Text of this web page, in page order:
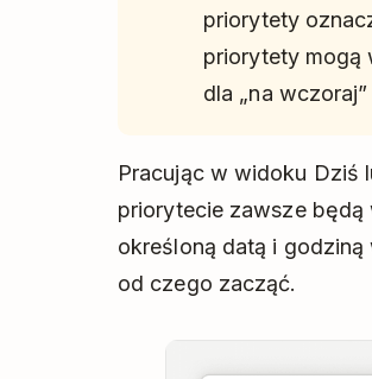
priorytety
priorytety mogą
dla „na
Pracując w widoku Dziś
priorytecie zawsze będą
określoną datą i
od czego zacząć.